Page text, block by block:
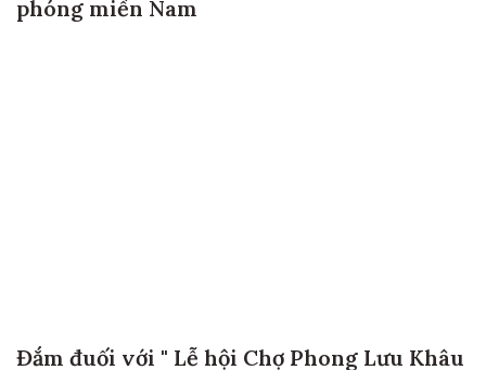
phóng miền Nam
Đắm đuối với " Lễ hội Chợ Phong Lưu Khâu